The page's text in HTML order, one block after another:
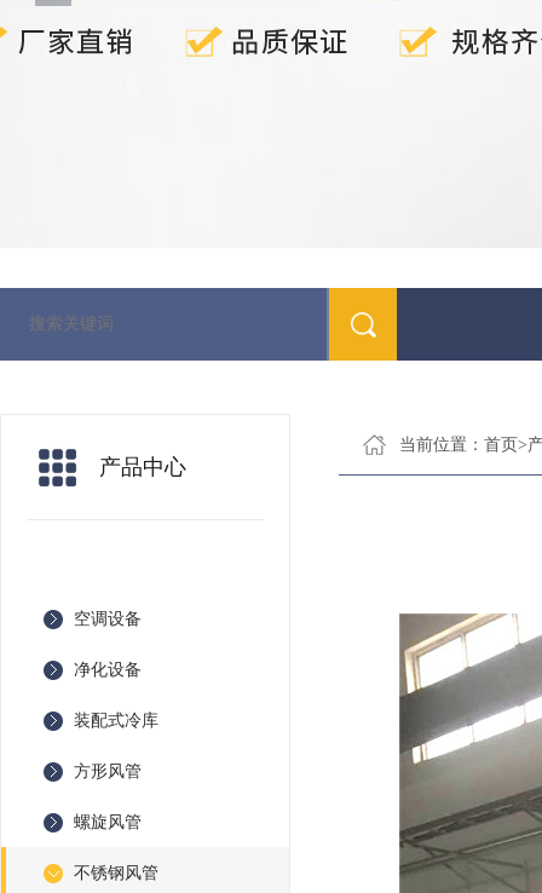
产品中心
空调设备
净化设备
装配式冷库
方形风管
螺旋风管
不锈钢风管
当前位置： 首页>